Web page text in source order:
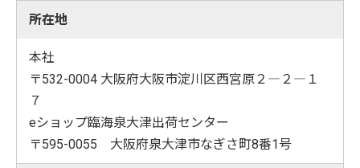
所在地
本社
〒532-0004 大阪府大阪市淀川区西宮原２―２―１
７
eショップ臨海泉大津出荷センター
〒595-0055 大阪府泉大津市なぎさ町8番1号